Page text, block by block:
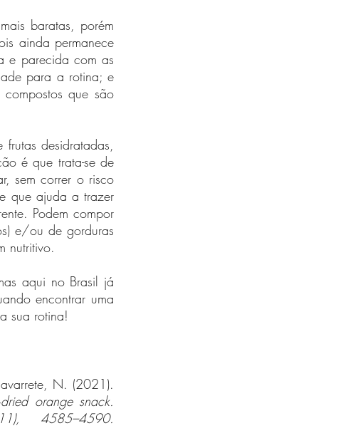
baratas, porém
ainda permanece
e parecida com as
para a rotina; e
que são
desidratadas,
é que trata-se de
sem correr o risco
que ajuda a trazer
Podem compor
e/ou de gorduras
nutritivo.
aqui no Brasil já
encontrar uma
sua rotina!
orange snack.
4585–4590.